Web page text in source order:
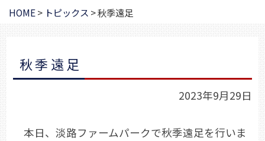
HOME> トピックス >秋季遠足
秋季遠足
2023年9月29日
本日、淡路ファームパークで秋季遠足を行いま